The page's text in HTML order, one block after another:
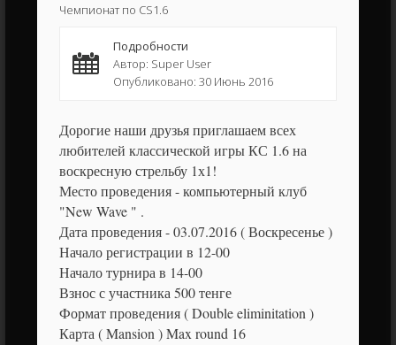
Чемпионат по CS1.6
Подробности
Автор: Super User
Опубликовано: 30 Июнь 2016
Дорогие наши друзья приглашаем всех
любителей классической игры КС 1.6 на
воскресную стрельбу 1х1!
Место проведения - компьютерный клуб
"New Wave " .
Дата проведения - 03.07.2016 ( Воскресенье )
Начало регистрации в 12-00
Начало турнира в 14-00
Взнос с участника 500 тенге
Формат проведения ( Double eliminitation )
Карта ( Mansion ) Max round 16